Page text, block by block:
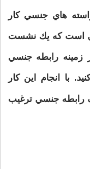
هاي جنسي كار
است كه يك نشست
زمينه رابطه جنسي
با انجام اين كار
جنسي ترغيب